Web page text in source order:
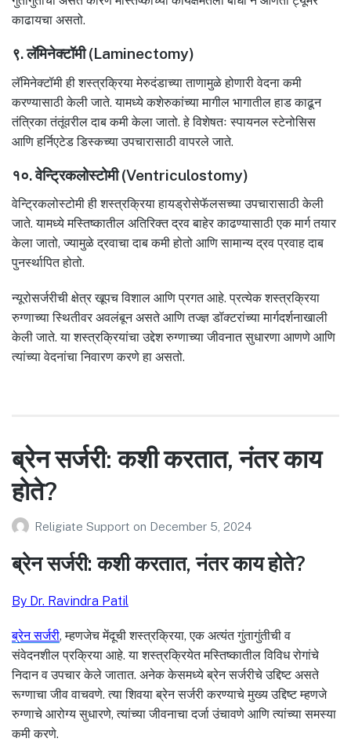
काढायचा असतो.
९. लॅमिनेक्टॉमी (Laminectomy)
लॅमिनेक्टॉमी ही शस्त्रक्रिया मेरुदंडाच्या ताणामुळे होणारी वेदना कमी
करण्यासाठी केली जाते. यामध्ये कशेरुकांच्या मागील भागातील हाड काढून
तंत्रिका तंतूंवरील दाब कमी केला जातो. हे विशेषतः स्पायनल स्टेनोसिस
आणि हर्निएटेड डिस्कच्या उपचारासाठी वापरले जाते.
१०. वेन्ट्रिकलोस्टोमी (Ventriculostomy)
वेन्ट्रिकलोस्टोमी ही शस्त्रक्रिया हायड्रोसेफॅलसच्या उपचारासाठी केली
जाते. यामध्ये मस्तिष्कातील अतिरिक्त द्रव बाहेर काढण्यासाठी एक मार्ग तयार
केला जातो, ज्यामुळे द्रवाचा दाब कमी होतो आणि सामान्य द्रव प्रवाह दाब
पुनर्स्थापित होतो.
न्यूरोसर्जरीची क्षेत्र खूपच विशाल आणि प्रगत आहे. प्रत्येक शस्त्रक्रिया
रुग्णाच्या स्थितीवर अवलंबून असते आणि तज्ज्ञ डॉक्टरांच्या मार्गदर्शनाखाली
केली जाते. या शस्त्रक्रियांचा उद्देश रुग्णाच्या जीवनात सुधारणा आणणे आणि
त्यांच्या वेदनांचा निवारण करणे हा असतो.
ब्रेन सर्जरी: कशी करतात, नंतर काय
होते?
Religiate Support on December 5, 2024
ब्रेन सर्जरी: कशी करतात, नंतर काय होते?
By Dr. Ravindra Patil
ब्रेन सर्जरी, म्हणजेच मेंदूची शस्त्रक्रिया, एक अत्यंत गुंतागुंतीची व
संवेदनशील प्रक्रिया आहे. या शस्त्रक्रियेत मस्तिष्कातील विविध रोगांचे
निदान व उपचार केले जातात. अनेक केसमध्ये ब्रेन सर्जरीचे उद्दिष्ट असते
रूग्णाचा जीव वाचवणे. त्या शिवया ब्रेन सर्जरी करण्याचे मुख्य उद्दिष्ट म्हणजे
रुग्णाचे आरोग्य सुधारणे, त्यांच्या जीवनाचा दर्जा उंचावणे आणि त्यांच्या समस्या
कमी करणे.